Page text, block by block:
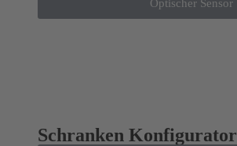
Optischer Sensor
Schranken Konfigurator